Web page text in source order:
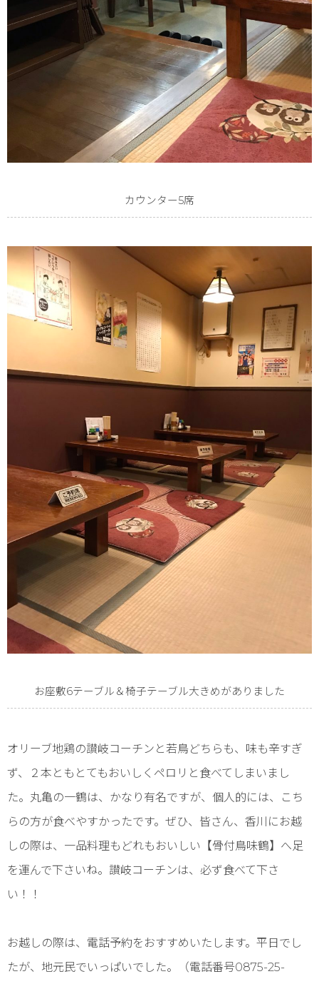
カウンター5席
お座敷6テーブル＆椅子テーブル大きめがありました
オリーブ地鶏の讃岐コーチンと若鳥どちらも、味も辛すぎ
ず、２本ともとてもおいしくペロリと食べてしまいまし
た。丸亀の一鶴は、かなり有名ですが、個人的には、こち
らの方が食べやすかったです。ぜひ、皆さん、香川にお越
しの際は、一品料理もどれもおいしい【骨付鳥味鶴】へ足
を運んで下さいね。讃岐コーチンは、必ず食べて下さ
い！！
お越しの際は、電話予約をおすすめいたします。平日でし
たが、地元民でいっぱいでした。（電話番号0875-25-